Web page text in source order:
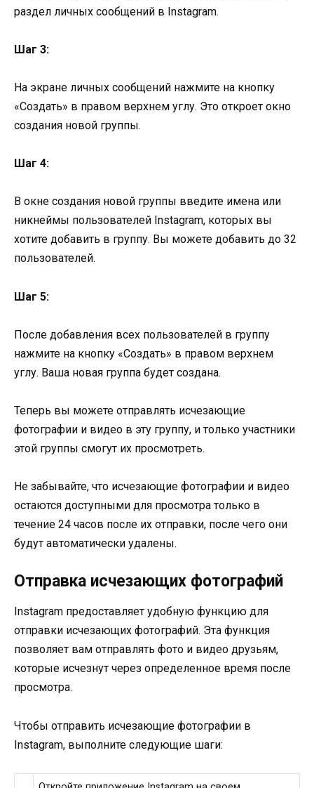
раздел личных сообщений в Instagram.
Шаг 3:
На экране личных сообщений нажмите на кнопку
«Создать» в правом верхнем углу. Это откроет окно
создания новой группы.
Шаг 4:
В окне создания новой группы введите имена или
никнеймы пользователей Instagram, которых вы
хотите добавить в группу. Вы можете добавить до 32
пользователей.
Шаг 5:
После добавления всех пользователей в группу
нажмите на кнопку «Создать» в правом верхнем
углу. Ваша новая группа будет создана.
Теперь вы можете отправлять исчезающие
фотографии и видео в эту группу, и только участники
этой группы смогут их просмотреть.
Не забывайте, что исчезающие фотографии и видео
остаются доступными для просмотра только в
течение 24 часов после их отправки, после чего они
будут автоматически удалены.
Отправка исчезающих фотографий
Instagram предоставляет удобную функцию для
отправки исчезающих фотографий. Эта функция
позволяет вам отправлять фото и видео друзьям,
которые исчезнут через определенное время после
просмотра.
Чтобы отправить исчезающие фотографии в
Instagram, выполните следующие шаги: